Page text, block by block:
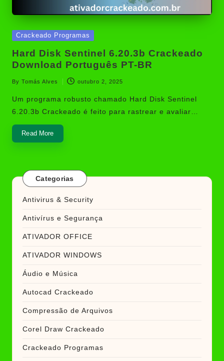
Posted
Crackeado Programas
Hard Disk Sentinel 6.20.3b Crackeado
Download Português PT-BR
Posted
by
By Tomás Alves outubro 2, 2025
Um programa robusto chamado Hard Disk Sentinel
6.20.3b Crackeado é feito para rastrear e avaliar…
Read More
Categorias
Antivirus & Security
Antivírus e Segurança
ATIVADOR OFFICE
ATIVADOR WINDOWS
Áudio e Música
Autocad Crackeado
Compressão de Arquivos
Corel Draw Crackeado
Crackeado Programas